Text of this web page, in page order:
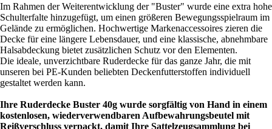
Im Rahmen der Weiterentwicklung der "Buster" wurde eine extra hohe
Schulterfalte hinzugefügt, um einen größeren Bewegungsspielraum im
Gelände zu ermöglichen. Hochwertige Markenaccessoires zieren die
Decke für eine längere Lebensdauer, und eine klassische, abnehmbare
Halsabdeckung bietet zusätzlichen Schutz vor den Elementen.
Die ideale, unverzichtbare Ruderdecke für das ganze Jahr, die mit
unseren bei PE-Kunden beliebten Deckenfutterstoffen individuell
gestaltet werden kann.
Ihre Ruderdecke Buster 40g wurde sorgfältig von Hand in einem
kostenlosen, wiederverwendbaren Aufbewahrungsbeutel mit
Reißverschluss verpackt, damit Ihre Sattelzeugsammlung bei